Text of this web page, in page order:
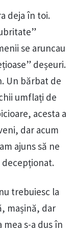
deja în toi.
se aruncau
deșeuri.
Un bărbat de
umflați de
acesta a
dar acum
ajuns să ne
trebuiesc la
mașină, dar
s-a dus în